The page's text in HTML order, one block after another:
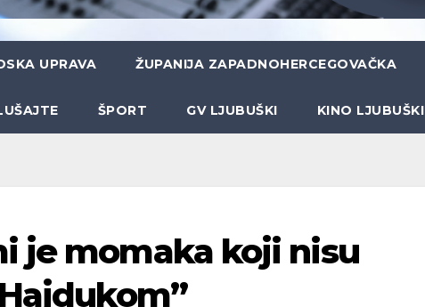
UPRAVA ŽUPANIJA ZAPADNOHERCEGOVAČKA
ŠPORT GV LJUBUŠKI KINO LJUBUŠKI
je momaka koji nisu